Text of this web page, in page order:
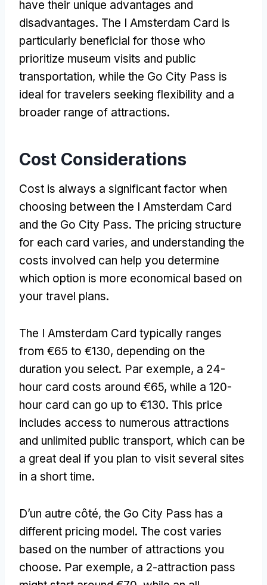
have their unique advantages and
disadvantages. The I Amsterdam Card is
particularly beneficial for those who
prioritize museum visits and public
transportation, while the Go City Pass is
ideal for travelers seeking flexibility and a
broader range of attractions.
Cost Considerations
Cost is always a significant factor when
choosing between the I Amsterdam Card
and the Go City Pass. The pricing structure
for each card varies, and understanding the
costs involved can help you determine
which option is more economical based on
your travel plans.
The I Amsterdam Card typically ranges
from €65 to €130, depending on the
duration you select. Par exemple, a 24-
hour card costs around €65, while a 120-
hour card can go up to €130. This price
includes access to numerous attractions
and unlimited public transport, which can be
a great deal if you plan to visit several sites
in a short time.
D’un autre côté, the Go City Pass has a
different pricing model. The cost varies
based on the number of attractions you
choose. Par exemple, a 2-attraction pass